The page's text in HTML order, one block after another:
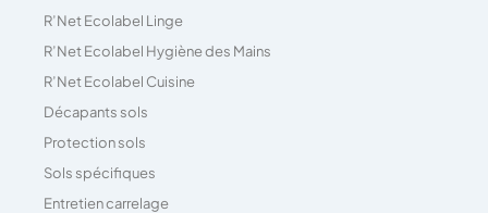
R’Net Ecolabel Linge
R’Net Ecolabel Hygiène des Mains
R’Net Ecolabel Cuisine
Décapants sols
Protection sols
Sols spécifiques
Entretien carrelage